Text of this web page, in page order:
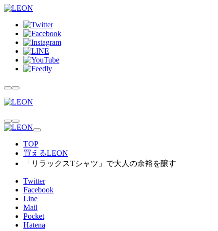
TOP
買えるLEON
「リラックスTシャツ」で大人の余裕を醸す
Twitter
Facebook
Line
Mail
Pocket
Hatena